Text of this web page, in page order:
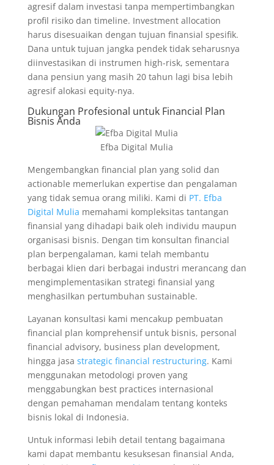
agresif dalam investasi tanpa mempertimbangkan
profil risiko dan timeline. Investment allocation
harus disesuaikan dengan tujuan finansial spesifik.
Dana untuk tujuan jangka pendek tidak seharusnya
diinvestasikan di instrumen high-risk, sementara
dana pensiun yang masih 20 tahun lagi bisa lebih
agresif alokasi equity-nya.
Dukungan Profesional untuk Financial Plan
Bisnis Anda
Efba Digital Mulia
Mengembangkan financial plan yang solid dan
actionable memerlukan expertise dan pengalaman
yang tidak semua orang miliki. Kami di PT. Efba
Digital Mulia memahami kompleksitas tantangan
finansial yang dihadapi baik oleh individu maupun
organisasi bisnis. Dengan tim konsultan financial
plan berpengalaman, kami telah membantu
berbagai klien dari berbagai industri merancang dan
mengimplementasikan strategi finansial yang
menghasilkan pertumbuhan sustainable.
Layanan konsultasi kami mencakup pembuatan
financial plan komprehensif untuk bisnis, personal
financial advisory, business plan development,
hingga jasa strategic financial restructuring. Kami
menggunakan metodologi proven yang
menggabungkan best practices internasional
dengan pemahaman mendalam tentang konteks
bisnis lokal di Indonesia.
Untuk informasi lebih detail tentang bagaimana
kami dapat membantu kesuksesan finansial Anda,